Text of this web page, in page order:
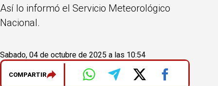
Así lo informó el Servicio Meteorológico
Nacional.
Sabado, 04 de octubre de 2025 a las 10:54
COMPARTIR